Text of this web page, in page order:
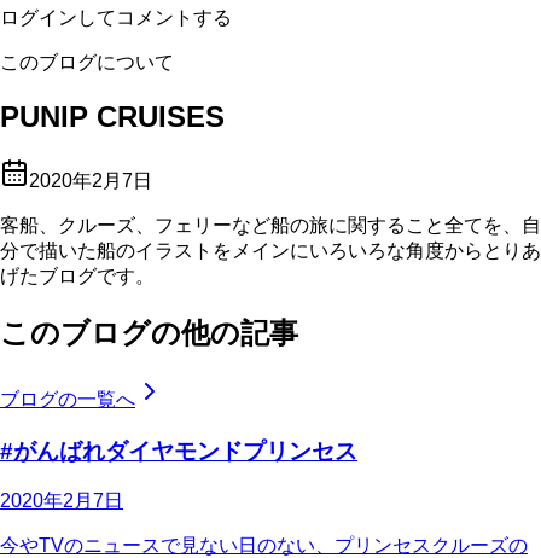
ログインしてコメントする
このブログについて
PUNIP CRUISES
2020年2月7日
客船、クルーズ、フェリーなど船の旅に関すること全てを、自
分で描いた船のイラストをメインにいろいろな角度からとりあ
げたブログです。
このブログの他の記事
ブログの一覧へ
#がんばれダイヤモンドプリンセス
2020年2月7日
今やTVのニュースで見ない日のない、プリンセスクルーズの